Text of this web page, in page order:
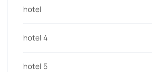
hotel
hotel 4
hotel 5